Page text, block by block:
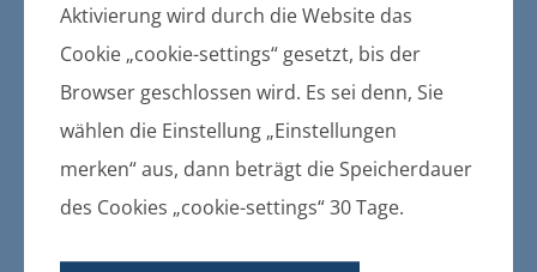
Aktivierung wird durch die Website das
Cookie „cookie-settings“ gesetzt, bis der
Browser geschlossen wird. Es sei denn, Sie
wählen die Einstellung „Einstellungen
merken“ aus, dann beträgt die Speicherdauer
des Cookies „cookie-settings“ 30 Tage.
Änderung des
Aufstellungsbeschlusses zur 2.
Änderung des
Flächennutzungsplanes